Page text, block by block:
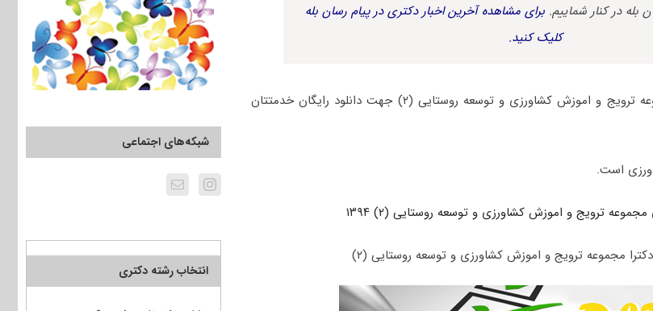
بله در کنار شماییم. برای مشاهده آخرین اخبار دکتری در پیام رسان بله
کلیک کنید.
دفترچه سوالات کنکور دکتری مجموعه ترویج و اموزش کشاورزی و توسعه روستایی (۲) جهت دانلود رایگان خدمتتان
است.
ترویج و اموزش کشاورزی و توسعه روستایی (۲) ۱۳۹۴
مجموعه ترویج و اموزش کشاورزی و توسعه روستایی (۲)
شبکه‌های اجتماعی
انتخاب رشته دکتری